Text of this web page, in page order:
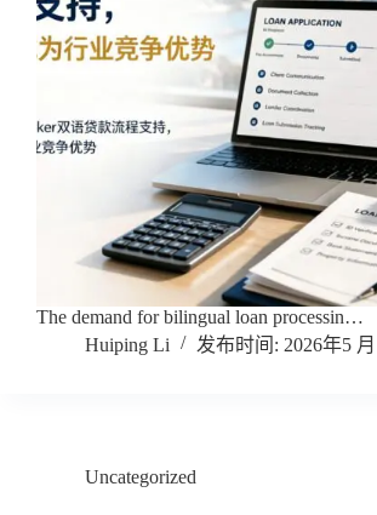
The demand for bilingual loan processin…
Huiping Li
2026年5 月
Uncategorized